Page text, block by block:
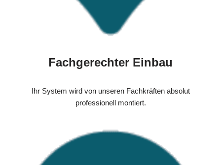
Fachgerechter Einbau
Ihr System wird von unseren Fachkräften absolut
professionell montiert.